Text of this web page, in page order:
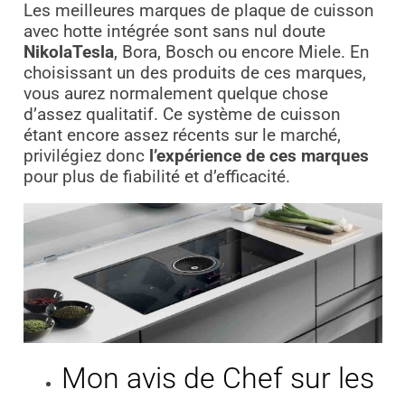
Les meilleures marques de plaque de cuisson
avec hotte intégrée sont sans nul doute
NikolaTesla, Bora, Bosch ou encore Miele. En
choisissant un des produits de ces marques,
vous aurez normalement quelque chose
d’assez qualitatif. Ce système de cuisson
étant encore assez récents sur le marché,
privilégiez donc l’expérience de ces marques
pour plus de fiabilité et d’efficacité.
Mon avis de Chef sur les